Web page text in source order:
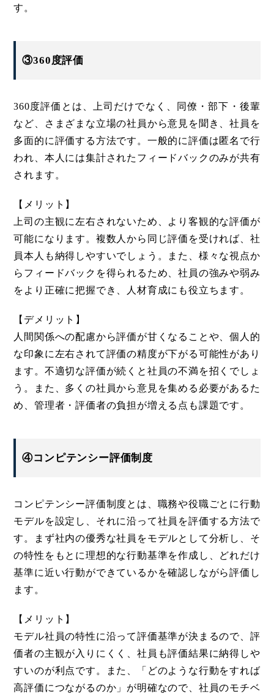
す。
③360度評価
360度評価とは、上司だけでなく、同僚・部下・後輩
など、さまざまな立場の社員から意見を聞き、社員を
多面的に評価する方法です。一般的に評価は匿名で行
われ、本人には集計されたフィードバックのみが共有
されます。
【メリット】
上司の主観に左右されないため、より客観的な評価が
可能になります。複数人から同じ評価を受ければ、社
員本人も納得しやすいでしょう。また、様々な視点か
らフィードバックを得られるため、社員の強みや弱み
をより正確に把握でき、人材育成にも役立ちます。
【デメリット】
人間関係への配慮から評価が甘くなることや、個人的
な印象に左右されて評価の精度が下がる可能性があり
ます。不適切な評価が続くと社員の不満を招くでしょ
う。また、多くの社員から意見を集める必要があるた
め、管理者・評価者の負担が増える点も課題です。
④コンピテンシー評価制度
コンピテンシー評価制度とは、職務や役職ごとに行動
モデルを設定し、それに沿って社員を評価する方法で
す。まず社内の優秀な社員をモデルとして分析し、そ
の特性をもとに理想的な行動基準を作成し、どれだけ
基準に近い行動ができているかを確認しながら評価し
ます。
【メリット】
モデル社員の特性に沿って評価基準が決まるので、評
価者の主観が入りにくく、社員も評価結果に納得しや
すいのが利点です。また、「どのような行動をすれば
高評価につながるのか」が明確なので、社員のモチベ